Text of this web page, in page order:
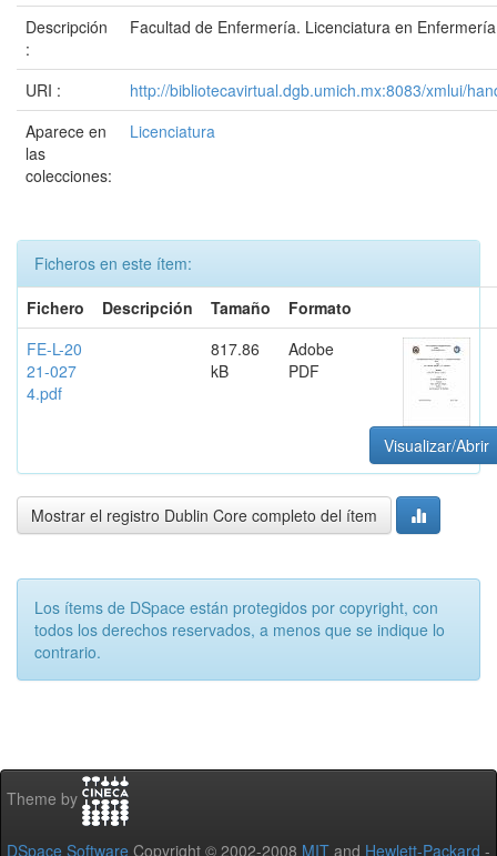
Descripción
:
Facultad de Enfermería. Licenciatura en Enfermería
URI :
http://bibliotecavirtual.dgb.umich.mx:8083/xmlui/
Aparece en
las
colecciones:
Licenciatura
Ficheros en este ítem:
Fichero
Descripción Tamaño
Formato
FE-L-20
21-027
4.pdf
817.86
kB
Adobe
PDF
Visualizar/Abrir
Mostrar el registro Dublin Core completo del ítem
Los ítems de DSpace están protegidos por copyright, con
todos los derechos reservados, a menos que se indique lo
contrario.
Theme by
DSpace Software Copyright © 2002-2008 MIT and Hewlett-Packard -